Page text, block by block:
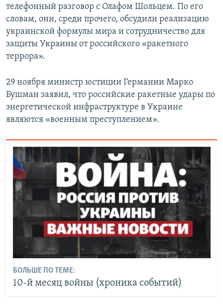
телефонный разговор с Олафом Шольцем. По его
словам, они, среди прочего, обсудили реализацию
украинской формулы мира и сотрудничество для
защиты Украины от российского «ракетного
террора».
29 ноября министр юстиции Германии Марко
Бушман заявил, что российские ракетные удары по
энергетической инфраструктуре в Украине
являются «военным преступлением».
БОЛЬШЕ ПО ТЕМЕ:
10-й месяц войны (хроника событий)